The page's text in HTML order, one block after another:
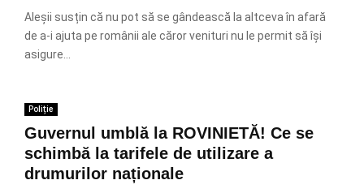
Aleșii susțin că nu pot să se gândească la altceva în afară
de a-i ajuta pe românii ale căror venituri nu le permit să își
asigure...
Poliție
Guvernul umblă la ROVINIETĂ! Ce se
schimbă la tarifele de utilizare a
drumurilor naționale